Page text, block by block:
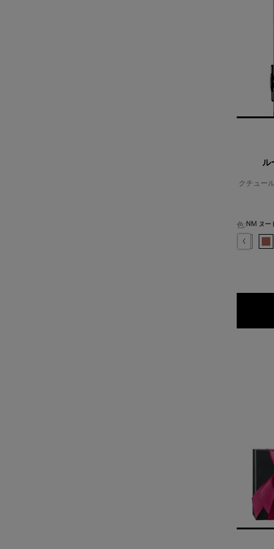
ル
クチュー
色:
色を選択してください
N1 ベージュ トレンチ - モードに決まるホワイトヌード のカラー ルー
商品バリエーションは在庫切れです, N3 ヌード デコルテ - ほん
N5 トリビュート ヌード - 可憐なソフトピーチヌード のカ
N7 デザイアー ローズ - 血色感をもたらすローズヌ
N8 ブラウス ヌ - ピンクをアンダートーンに
N10 ヌード スティレット - 表情を明る
N12 ヌード インスティンクト -
商品バリエーションは在
N14 ヌード ランデ
選択済み
商品バリエー
N44 ヌ